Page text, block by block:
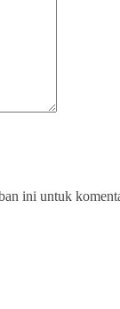
ini untuk